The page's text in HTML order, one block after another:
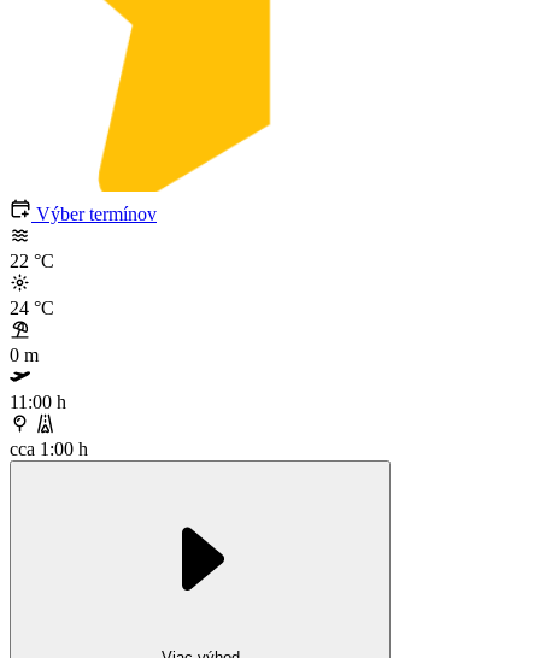
Výber termínov
22 °C
24 °C
0 m
11:00 h
cca 1:00 h